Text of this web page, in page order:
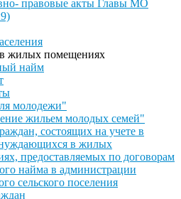
правовые акты Главы МО
жилых помещениях
найм
молодежи"
жильем молодых семей"
состоящих на учете в
нуждающихся в жилых
предоставляемых по договорам
найма в администрации
сельского поселения